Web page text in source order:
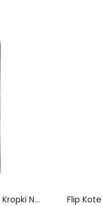
Etui Folio Realme Note 60x Kropki Na Pasku Etui Ochronne